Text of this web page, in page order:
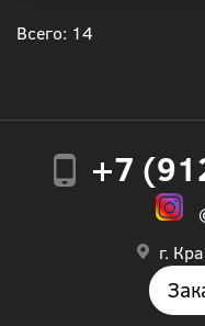
Всего: 14
+7
г.